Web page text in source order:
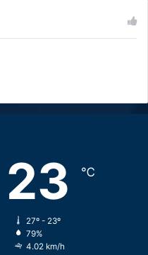
23 ℃
27º - 23º
79%
4.02 km/h